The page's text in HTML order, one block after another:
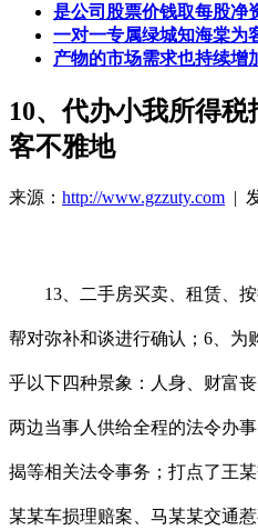
是公司股票价钱取每股净
一对一专属绿城知海棠为
产物的市场需求也持续增
10、代办小我所得
客不雅地
来源： http://www.gzzuty.com |
13、二手房买卖、租赁、按
帮对弥补和谈进行确认；6、为
乎以下四种景象：人身、财富
两边当事人供给全程的法令办
揭等相关法令事务；打点了王
某某车损理赔案、马某某交通